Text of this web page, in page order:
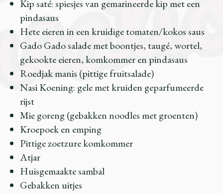
Kip saté: spiesjes van gemarineerde kip met een
pindasaus
Hete eieren in een kruidige tomaten/kokos saus
Gado Gado salade met boontjes, taugé, wortel,
gekookte eieren, komkommer en pindasaus
Roedjak manis (pittige fruitsalade)
Nasi Koening: gele met kruiden geparfumeerde
rijst
Mie goreng (gebakken noodles met groenten)
Kroepoek en emping
Pittige zoetzure komkommer
Atjar
Huisgemaakte sambal
Gebakken uitjes